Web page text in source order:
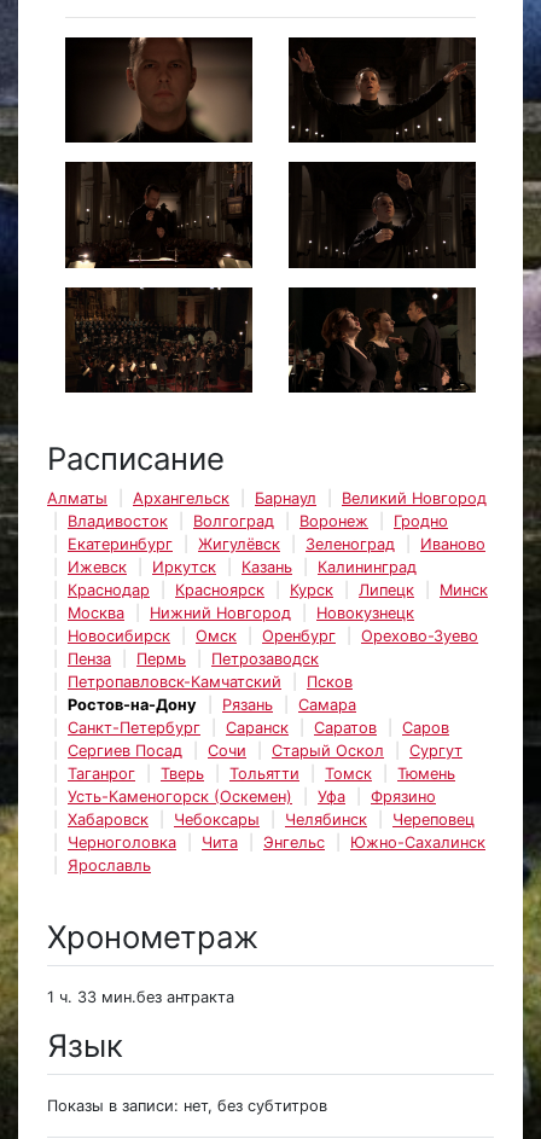
Расписание
Алматы Архангельск Барнаул
Великий Новгород
Владивосток
Волгоград Воронеж
Гродно
Екатеринбург
Жигулёвск Зеленоград
Иваново
Ижевск
Иркутск Казань
Калининград
Краснодар
Красноярск Курск Липецк
Минск
Москва
Нижний Новгород
Новокузнецк
Новосибирск
Омск Оренбург
Орехово-Зуево
Пенза
Пермь
Петрозаводск
Петропавловск-Камчатский
Псков
Ростов-на-Дону
Рязань
Самара
Санкт-Петербург
Саранск Саратов
Саров
Сергиев Посад
Сочи Старый Оскол
Сургут
Таганрог
Тверь Тольятти Томск
Тюмень
Усть-Каменогорск (Оскемен)
Уфа
Фрязино
Хабаровск
Чебоксары Челябинск
Череповец
Черноголовка
Чита Энгельс
Южно-Сахалинск
Ярославль
Хронометраж
1 ч. 33 мин.без антракта
Язык
Показы в записи: нет, без субтитров